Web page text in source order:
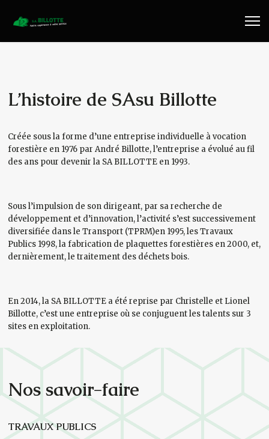
Travaux Forestiers
Traitement de Déchets Bois
Contact
L’histoire de SAsu Billotte
Créée sous la forme d’une entreprise individuelle à vocation
forestière en 1976 par André Billotte, l’entreprise a évolué au fil
des ans pour devenir la SA BILLOTTE en 1993.
Sous l’impulsion de son dirigeant, par sa recherche de
développement et d’innovation, l’activité s’est successivement
diversifiée dans le Transport (TPRM)en 1995, les Travaux
Publics 1998, la fabrication de plaquettes forestières en 2000, et,
dernièrement, le traitement des déchets bois.
En 2014, la SA BILLOTTE a été reprise par Christelle et Lionel
Billotte, c’est une entreprise où se conjuguent les talents sur 3
sites en exploitation.
Nos savoir-faire
TRAVAUX PUBLICS